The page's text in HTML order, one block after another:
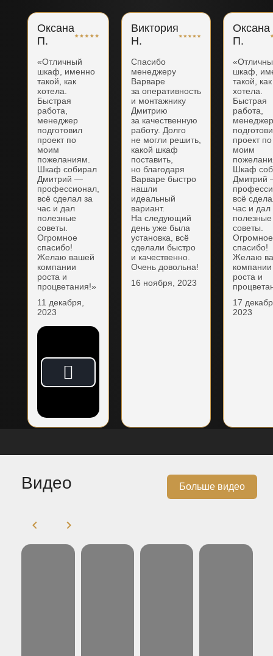
Оксана
П.
«Отличный
шкаф, именно
такой, как
хотела.
Быстрая
работа,
менеджер
подготовил
проект по
моим
пожеланиям.
Шкаф собирал
Дмитрий —
профессионал,
всё сделал за
час и дал
полезные
советы.
Огромное
спасибо!
Желаю вашей
компании
роста и
процветания!»
11 декабря,
2023
Виктория
Н.
Спасибо
менеджеру
Варваре
за оперативность
и монтажнику
Дмитрию
за качественную
работу. Долго
не могли решить,
какой шкаф
поставить,
но благодаря
Варваре быстро
нашли
идеальный
вариант.
На следующий
день уже была
установка, всё
сделали быстро
и качественно.
Очень довольна!
16 ноября, 2023
Оксана
П.
шкаф,
такой, как
хотела.
Быстрая
работа,
проект по
моим
Шкаф
Дмитрий
всё
час и дал
полезные
советы.
Огромное
спасибо!
Желаю
компании
роста и
17
2023
Видео Больше видео